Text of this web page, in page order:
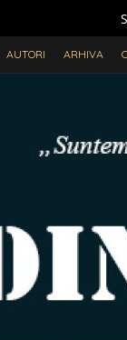
AUTORI ARHIVA